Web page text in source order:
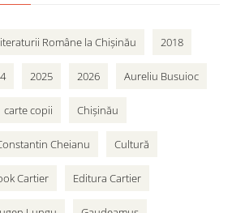
Române la Chișinău 2018
2025 2026 Aureliu Busuioc
carte copii Chișinău
Cheianu Cultură
Cartier Editura Cartier